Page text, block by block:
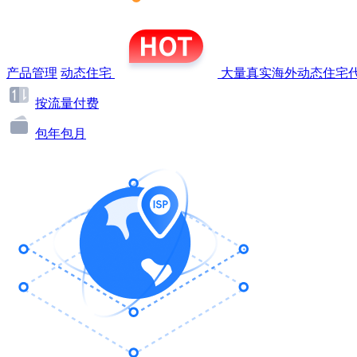
产品管理 动态住宅 大量真实海外动态住宅
按流量付费
包年包月